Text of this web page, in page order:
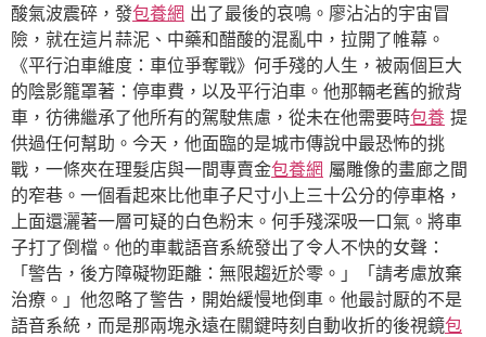
酸氣波震碎，發包養網 出了最後的哀鳴。廖沾沾的宇宙冒
險，就在這片蒜泥、中藥和醋酸的混亂中，拉開了帷幕。
《平行泊車維度：車位爭奪戰》何手殘的人生，被兩個巨大
的陰影籠罩著：停車費，以及平行泊車。他那輛老舊的掀背
車，彷彿繼承了他所有的駕駛焦慮，從未在他需要時包養 提
供過任何幫助。今天，他面臨的是城市傳說中最恐怖的挑
戰，一條夾在理髮店與一間專賣金包養網 屬雕像的畫廊之間
的窄巷。一個看起來比他車子尺寸小上三十公分的停車格，
上面還灑著一層可疑的白色粉末。何手殘深吸一口氣。將車
子打了倒檔。他的車載語音系統發出了令人不快的女聲：
「警告，後方障礙物距離：無限趨近於零。」「請考慮放棄
治療。」他忽略了警告，開始緩慢地倒車。他最討厭的不是
語音系統，而是那兩塊永遠在關鍵時刻自動收折的後視鏡包